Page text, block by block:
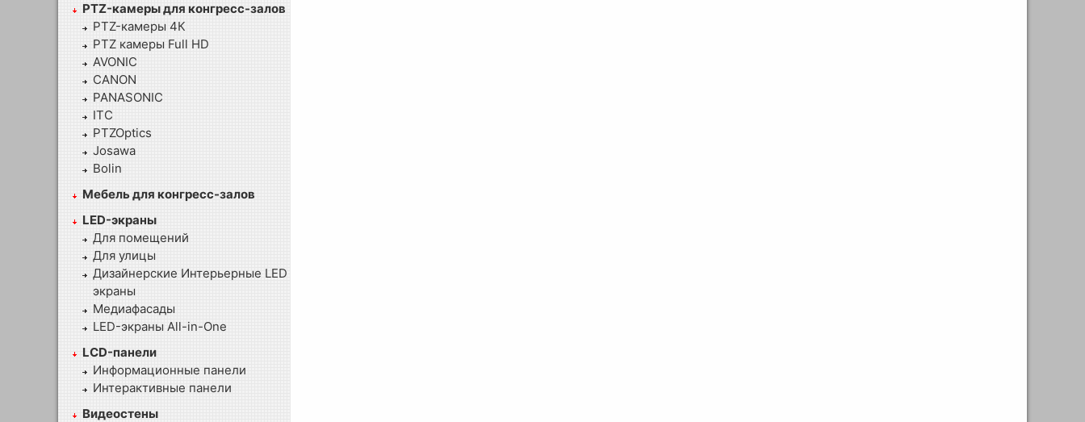
PTZ-камеры для конгресс-залов
PTZ-камеры 4К
PTZ камеры Full HD
AVONIC
CANON
PANASONIC
ITC
PTZOptics
Josawa
Bolin
Мебель для конгресс-залов
LED-экраны
Для помещений
Для улицы
Дизайнерские Интерьерные LED
экраны
Медиафасады
LED-экраны All-in-One
LCD-панели
Информационные панели
Интерактивные панели
Видеостены